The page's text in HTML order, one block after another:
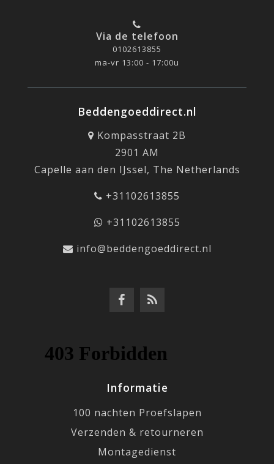
Via de telefoon
0102613855
ma-vr 13:00 - 17:00u
Beddengoeddirect.nl
Kompasstraat 2B
2901 AM
Capelle aan den IJssel, The Netherlands
+31102613855
+31102613855
info@beddengoeddirect.nl
Informatie
100 nachten Proefslapen
Verzenden & retourneren
Montagedienst